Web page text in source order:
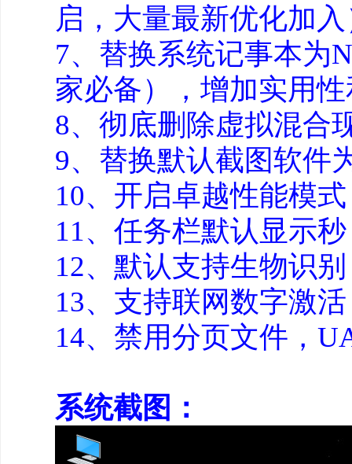
启，大量最新优化加
7、替换系统记事本为
家必备），增加实用
8、彻底删除虚拟混合
9、替换默认截图软件
10、开启卓越性能模
11、任务栏默认显示秒
12、默认支持生物识
13、支持联网数字激活
14、禁用分页文件，
系统截图：